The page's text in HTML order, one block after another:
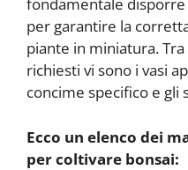
per garantire la
piante in miniatura.
richiesti vi sono i vasi
concime specifico e
Ecco un elenco dei
per coltivare bonsai: